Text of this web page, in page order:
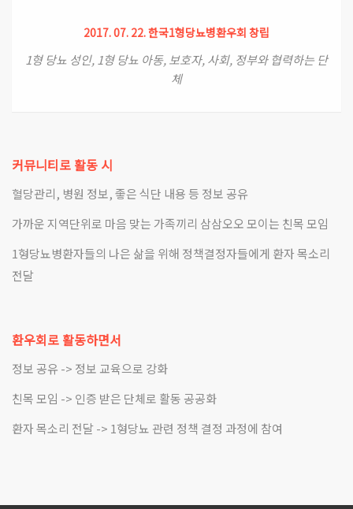
2017. 07. 22. 한국1형당뇨병환우회 창립
1형 당뇨 성인, 1형 당뇨 아동, 보호자, 사회, 정부와 협력하는 단
체
커뮤니티로 활동 시
혈당관리, 병원 정보, 좋은 식단 내용 등 정보 공유
가까운 지역단위로 마음 맞는 가족끼리 삼삼오오 모이는 친목 모임
1형당뇨병환자들의 나은 삶을 위해 정책결정자들에게 환자 목소리
전달
환우회로 활동하면서
정보 공유 -> 정보 교육으로 강화
친목 모임 -> 인증 받은 단체로 활동 공공화
환자 목소리 전달 -> 1형당뇨 관련 정책 결정 과정에 참여